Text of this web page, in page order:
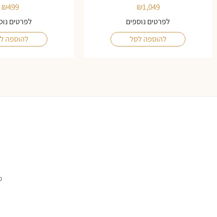
₪1,049
לפרטים נוספים
להוספה לסל
₪499
לפרטים
להוספה